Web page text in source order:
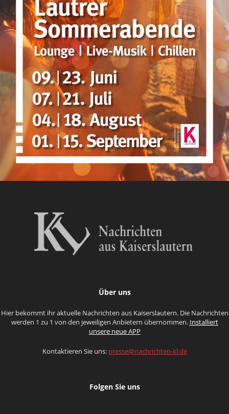
Über uns
Hier bekommt ihr aktuelle Nachrichten aus Kaiserslautern. Die Nachrichten
werden 1 zu 1 von den jeweiligen Anbietern übernommen. Installiert
unsere neue APP
Kontaktieren Sie uns: presse@nachrichten-kl.de
Folgen Sie uns